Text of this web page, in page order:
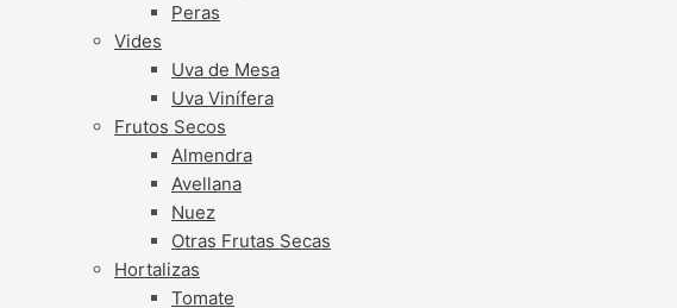
Peras
Vides
Uva de Mesa
Uva Vinífera
Frutos Secos
Almendra
Avellana
Nuez
Otras Frutas Secas
Hortalizas
Tomate